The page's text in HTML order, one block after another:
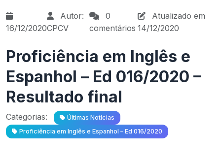
16/12/2020
Autor:
CPCV
0
comentários
Atualizado em
14/12/2020
Proficiência em Inglês e
Espanhol – Ed 016/2020 –
Resultado final
Categorias:
Últimas Notícias
Proficiência em Inglês e Espanhol – Ed 016/2020